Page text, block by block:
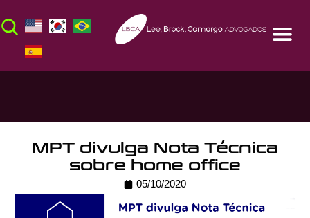
MPT divulga Nota Técnica
sobre home office
05/10/2020